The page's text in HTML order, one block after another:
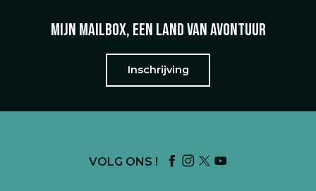
Mijn mailbox, een land van avontuur
Inschrijving
VOLG ONS !